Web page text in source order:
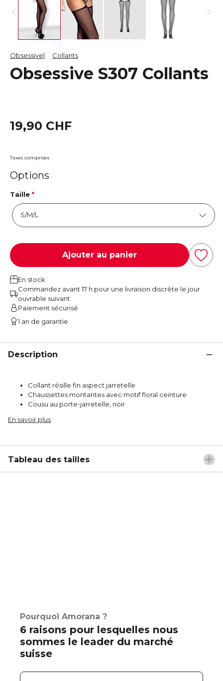
Obsessive Collants
Obsessive S307 Collants
19,90 CHF
Taxes comprises
Options
Taille *
Ajouter au panier
En stock
Commandez avant 17 h pour une livraison discrète le jour
ouvrable suivant
Paiement sécurisé
1 an de garantie
Description
Collant résille fin aspect jarretelle
Chaussettes montantes avec motif floral ceinture
Cousu au porte-jarretelle, noir
En savoir plus
Tableau des tailles
Pourquoi Amorana ?
6 raisons pour lesquelles nous
sommes le leader du marché
suisse